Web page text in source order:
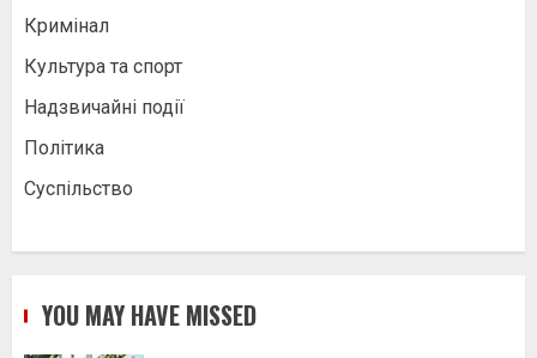
Кримінал
Культура та спорт
Надзвичайні події
Політика
Суспільство
YOU MAY HAVE MISSED